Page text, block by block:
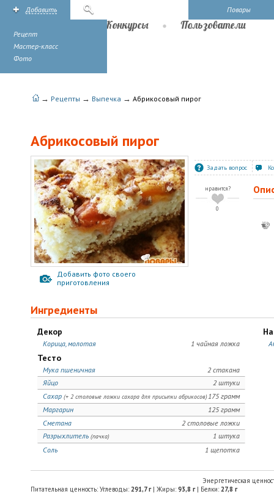
Повары
Добавить
Рецепт
Мастер-класс
Фото
Конкурсы Пользователи
→ Рецепты → Выпечка → Абрикосовый пирог
Абрикосовый пирог
Добавить фото своего
приготовления
Задать вопрос
нравится?
0
Ингредиенты
Декор
1 чайная ложка
Корица, молотая
Тесто
2 стакана
Мука пшеничная
2 штуки
Яйцо
175 грамм
Сахар (+ 2 столовые ложки сахара для присыпки абрикосов)
125 грамм
Маргарин
2 столовые ложки
Сметана
1 штука
Разрыхлитель (пачка)
1 щепотка
Соль
Энергетическая
Питательная ценность: Углеводы: 291,7г| Жиры: 93,8 г| Белки: 27,8 г